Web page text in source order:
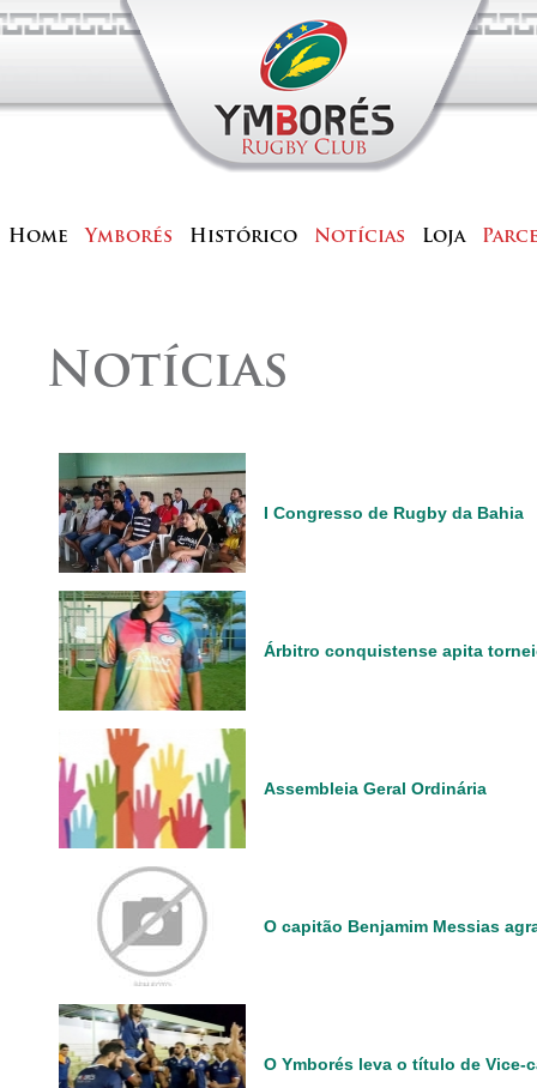
Home Ymborés Histórico Notícias Loja
Notícias
I Congresso de Rugby da Bahia
Árbitro conquistense apita
Assembleia Geral Ordinária
O capitão Benjamim Messias
O Ymborés leva o título de Vice-